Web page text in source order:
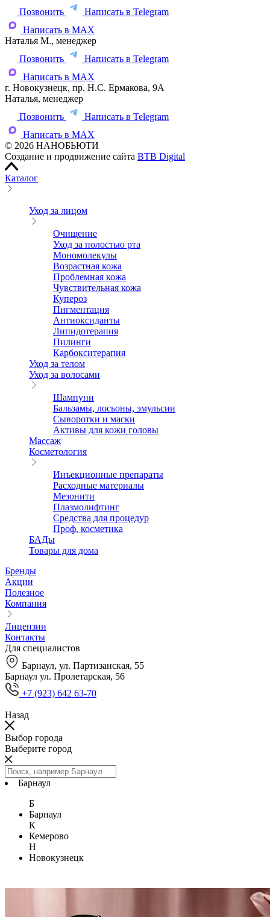
Позвонить
Написать в Telegram
Написать в MAX
Наталья М., менеджер
Позвонить
Написать в Telegram
Написать в MAX
г. Новокузнецк, пр. Н.С. Ермакова, 9А
Наталья, менеджер
Позвонить
Написать в Telegram
Написать в MAX
© 2026 НАНОБЬЮТИ
Создание и продвижение сайта BTB Digital
Каталог
Уход за лицом
Очищение
Уход за полостью рта
Мономолекулы
Возрастная кожа
Проблемная кожа
Чувствительная кожа
Купероз
Пигментация
Антиоксиданты
Липидотерапия
Пилинги
Карбокситерапия
Уход за телом
Уход за волосами
Шампуни
Бальзамы, лосьоны, эмульсии
Сыворотки и маски
Активы для кожи головы
Массаж
Косметология
Инъекционные препараты
Расходные материалы
Мезонити
Плазмолифтинг
Средства для процедур
Проф. косметика
БАДы
Товары для дома
Бренды
Акции
Полезное
Компания
Лицензии
Контакты
Для специалистов
Барнаул, ул. Партизанская, 55
Барнаул ул. Пролетарская, 56
+7 (923) 642 63-70
Назад
Выбор города
Выберите город
Барнаул
Б
Барнаул
К
Кемерово
Н
Новокузнецк